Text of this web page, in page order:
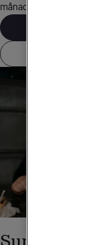
månad när du
Surfpaket